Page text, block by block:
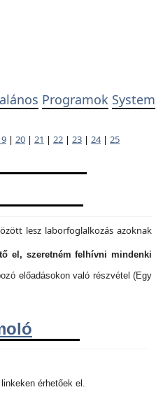
Programok System
| 20 | 21 | 22 | 23 | 24| 25
lesz laborfoglalkozás azoknak
el, szeretném felhívni mindenki
előadásokon való részvétel (Egy
érhetőek el.